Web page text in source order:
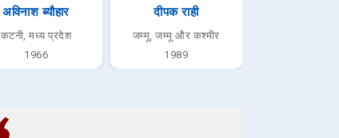
अविनाश ब्यौहार
कटनी, मध्य प्रदेश
1966
दीपक राही
जम्मू, जम्मू और कश्मीर
1989